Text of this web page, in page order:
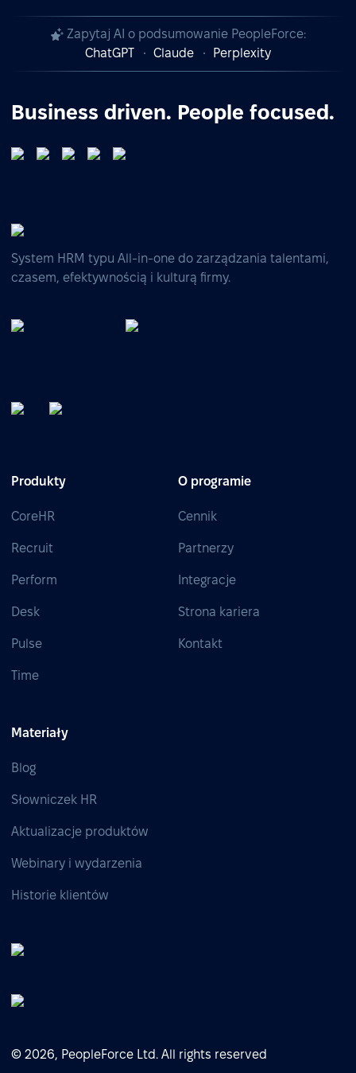
Zapytaj AI o podsumowanie PeopleForce:
ChatGPT
Claude Perplexity
Business driven. People focused.
System HRM typu All-in-one do zarządzania talentami,
czasem, efektywnością i kulturą firmy.
Produkty
CoreHR
Recruit
Perform
Desk
Pulse
Time
O programie
Cennik
Partnerzy
Integracje
Strona kariera
Kontakt
Materiały
Blog
Słowniczek HR
Aktualizacje produktów
Webinary i wydarzenia
Historie klientów
© 2026, PeopleForce Ltd. All rights reserved